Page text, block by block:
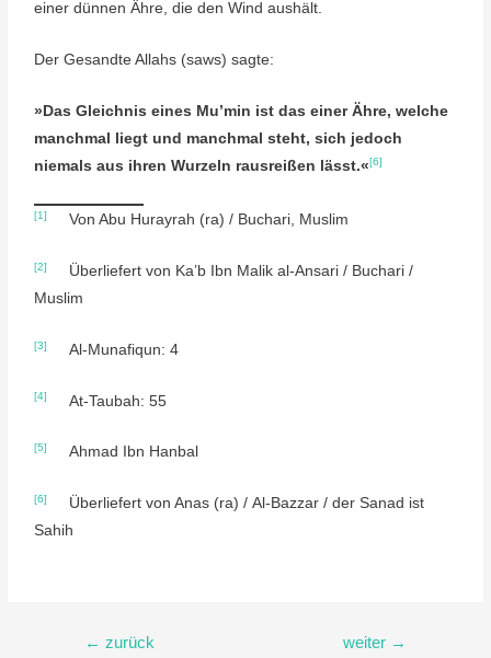
einer dünnen Ähre, die den Wind aushält.
Der Gesandte Allahs (saws) sagte:
»Das Gleichnis eines Mu’min ist das einer Ähre, welche
manchmal liegt und manchmal steht, sich jedoch
niemals aus ihren Wurzeln rausreißen lässt.«[6]
[1] Von Abu Hurayrah (ra) / Buchari, Muslim
[2]
Überliefert von Ka’b Ibn Malik al-Ansari / Buchari /
Muslim
[3] Al-Munafiqun: 4
[4] At-Taubah: 55
[5] Ahmad Ibn Hanbal
[6]
Überliefert von Anas (ra) / Al-Bazzar / der Sanad ist
Sahih
← zurück weiter →